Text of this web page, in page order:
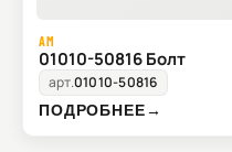
AM
01010-50816 Болт
арт.01010-50816
ПОДРОБНЕЕ→